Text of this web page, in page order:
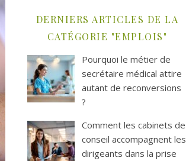
DERNIERS ARTICLES DE LA
CATÉGORIE "EMPLOIS"
Pourquoi le métier de
secrétaire médical attire
autant de reconversions
?
Comment les cabinets de
conseil accompagnent les
dirigeants dans la prise